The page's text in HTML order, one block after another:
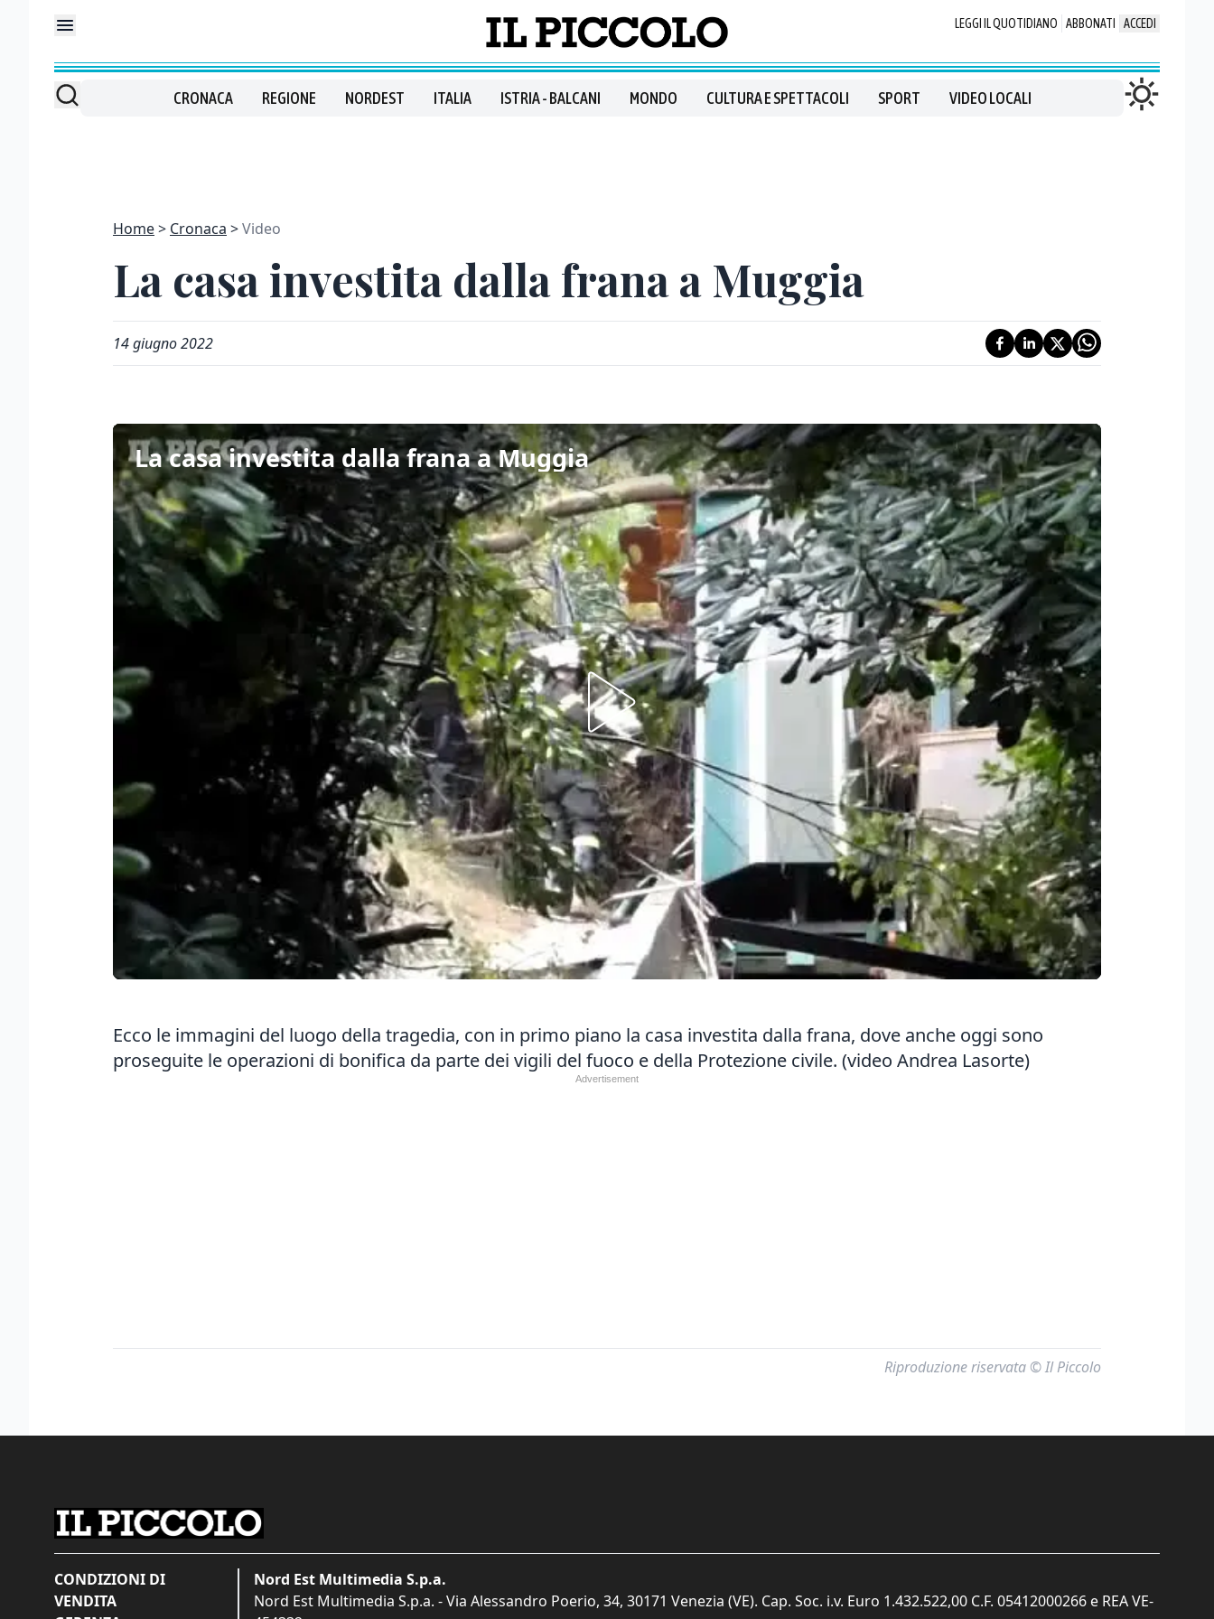
LEGGI IL QUOTIDIANO ABBONATI ACCEDI
CRONACA REGIONE NORDEST ITALIA ISTRIA - BALCANI MONDO CULTURA E SPETTACOLI SPORT VIDEO LOCALI
Home Cronaca Video
La casa investita dalla frana a Muggia
14 giugno 2022
La casa investita dalla frana a Muggia
Ecco le immagini del luogo della tragedia, con in primo piano la casa investita dalla frana, dove anche oggi sono
proseguite le operazioni di bonifica da parte dei vigili del fuoco e della Protezione civile. (video Andrea Lasorte)
Riproduzione riservata © Il Piccolo
CONDIZIONI DI
VENDITA
Nord Est Multimedia S.p.a.
Nord Est Multimedia S.p.a. - Via Alessandro Poerio, 34, 30171 Venezia (VE). Cap. Soc. i.v. Euro 1.432.522,00 C.F. 05412000266 e REA VE-